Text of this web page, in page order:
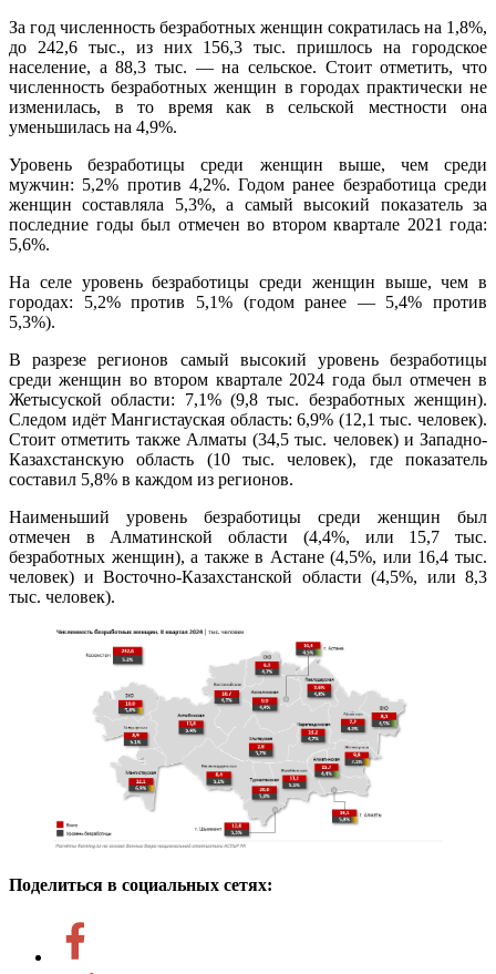
За год численность безработных женщин сократилась на 1,8%,
до 242,6 тыс., из них 156,3 тыс. пришлось на городское
население, а 88,3 тыс. — на сельское. Стоит отметить, что
численность безработных женщин в городах практически не
изменилась, в то время как в сельской местности она
уменьшилась на 4,9%.
Уровень безработицы среди женщин выше, чем среди
мужчин: 5,2% против 4,2%. Годом ранее безработица среди
женщин составляла 5,3%, а самый высокий показатель за
последние годы был отмечен во втором квартале 2021 года:
5,6%.
На селе уровень безработицы среди женщин выше, чем в
городах: 5,2% против 5,1% (годом ранее — 5,4% против
5,3%).
В разрезе регионов самый высокий уровень безработицы
среди женщин во втором квартале 2024 года был отмечен в
Жетысуской области: 7,1% (9,8 тыс. безработных женщин).
Следом идёт Мангистауская область: 6,9% (12,1 тыс. человек).
Стоит отметить также Алматы (34,5 тыс. человек) и Западно-
Казахстанскую область (10 тыс. человек), где показатель
составил 5,8% в каждом из регионов.
Наименьший уровень безработицы среди женщин был
отмечен в Алматинской области (4,4%, или 15,7 тыс.
безработных женщин), а также в Астане (4,5%, или 16,4 тыс.
человек) и Восточно-Казахстанской области (4,5%, или 8,3
тыс. человек).
Поделиться в социальных сетях: